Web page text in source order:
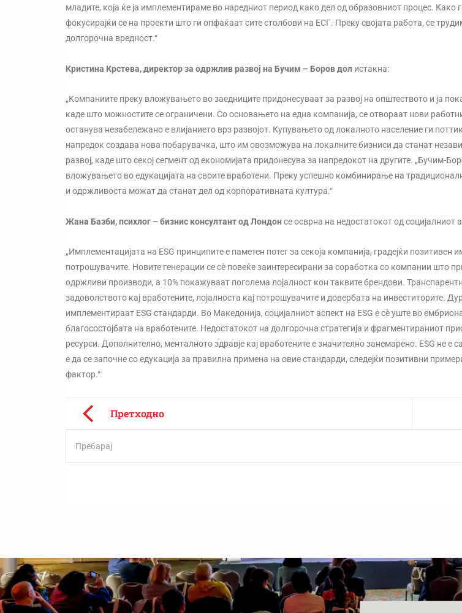
младите, која ќе ја имплементираме во наредниот период како дел од образовниот процес. Како
фокусирајќи се на проекти што ги опфаќаат сите столбови на ЕСГ. Преку својата работа, се
долгорочна вредност.“
Кристина Крстева, директор за одржлив развој на Бучим – Боров дол истакна:
„Компаниите преку вложувањето во заедниците придонесуваат за развој на општеството и ја
каде што можностите се ограничени. Со основањето на една компанија, се отвораат нови
останува незабележано е влијанието врз развојот. Купувањето од локалното население ги
напредок создава нова побарувачка, што им овозможува на локалните бизниси да станат
развој, каде што секој сегмент од економијата придонесува за напредокот на другите. „Бучим-
вложувањето во едукацијата на своите вработени. Преку успешно комбинирање на
и одржливоста можат да станат дел од корпоративната култура.“
Жана Базби, психлог – бизнис консултант од Лондонсе осврна на недостатокот од социјалниот
„Имплементацијата на ESG принципите е паметен потег за секоја компанија, градејќи позитивен
потрошувачите. Новите генерации се сè повеќе заинтересирани за соработка со компании што
одржливи производи, а 10% покажуваат поголема лојалност кон таквите брендови.
задоволството кај вработените, лојалноста кај потрошувачите и довербата на инвеститорите.
имплементираат ESG стандарди. Во Македонија, социјалниот аспект на ESG е сè уште во
благосостојбата на вработените. Недостатокот на долгорочна стратегија и фрагментираниот
ресурси. Дополнително, менталното здравје кај вработените е значително занемарено. ESG не
е да се започне со едукација за правилна примена на овие стандарди, следејќи позитивни
фактор.“
Претходно